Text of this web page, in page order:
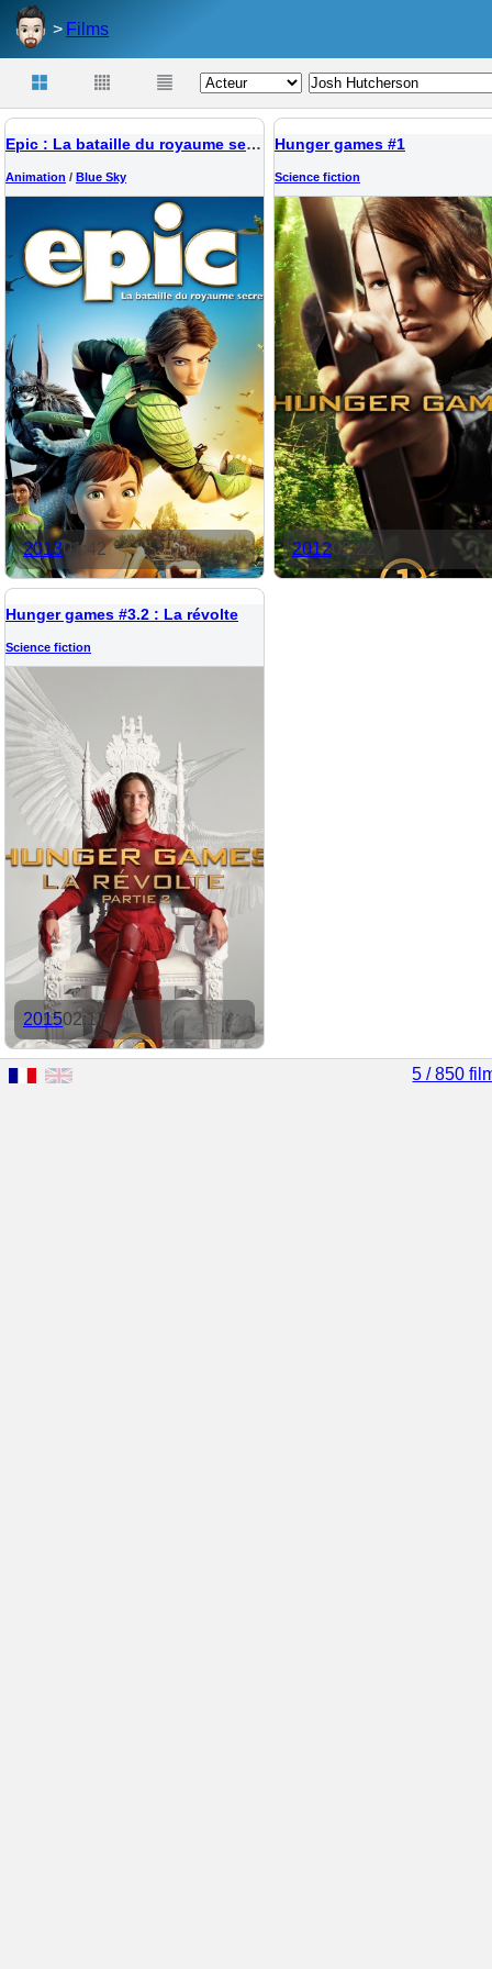
Films
Epic : La bataille du royaume secret
Animation / Blue Sky
201301:42
Hunger games #1
Science fiction
2012 02:22
Hunger games #3.2 : La révolte
Science fiction
201502:17
5 / 850